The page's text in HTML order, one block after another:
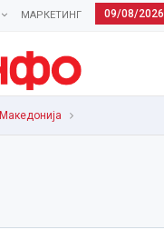
09/08/2026
МАРКЕТИНГ
Македонија